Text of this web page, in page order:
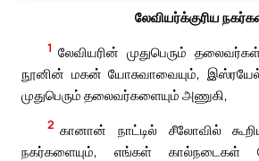
லேவியர்க்குரிய
1 லேவியரின் முதுபெரும்
நூனின் மகன் யோசுவாவையும்,
முதுபெரும் தலைவர்களையும் அணுகி,
2 கானான் நாட்டில் சீலோவில்
நகர்களையும், எங்கள் கால்நடைகள்